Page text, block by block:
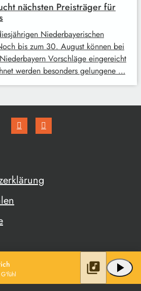
nächsten Preisträger für
Niederbayerischen
bis zum 30. August können bei
Vorschläge eingereicht
werden besonders gelungene …
play_arrow
library_music